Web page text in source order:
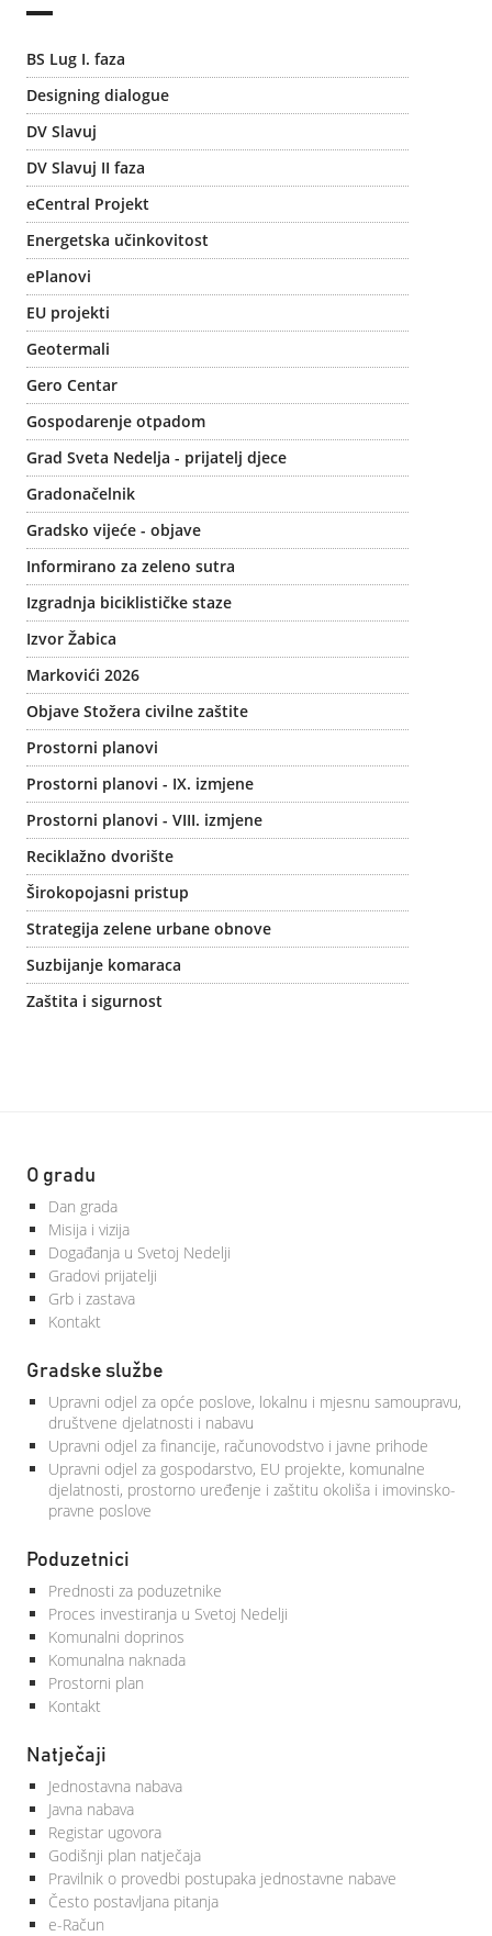
BS Lug I. faza
Designing dialogue
DV Slavuj
DV Slavuj II faza
eCentral Projekt
Energetska učinkovitost
ePlanovi
EU projekti
Geotermali
Gero Centar
Gospodarenje otpadom
Grad Sveta Nedelja - prijatelj djece
Gradonačelnik
Gradsko vijeće - objave
Informirano za zeleno sutra
Izgradnja biciklističke staze
Izvor Žabica
Markovići 2026
Objave Stožera civilne zaštite
Prostorni planovi
Prostorni planovi - IX. izmjene
Prostorni planovi - VIII. izmjene
Reciklažno dvorište
Širokopojasni pristup
Strategija zelene urbane obnove
Suzbijanje komaraca
Zaštita i sigurnost
O gradu
Dan grada
Misija i vizija
Događanja u Svetoj Nedelji
Gradovi prijatelji
Grb i zastava
Kontakt
Gradske službe
Upravni odjel za opće poslove, lokalnu i mjesnu samoupravu,
društvene djelatnosti i nabavu
Upravni odjel za financije, računovodstvo i javne prihode
Upravni odjel za gospodarstvo, EU projekte, komunalne
djelatnosti, prostorno uređenje i zaštitu okoliša i imovinsko-
pravne poslove
Poduzetnici
Prednosti za poduzetnike
Proces investiranja u Svetoj Nedelji
Komunalni doprinos
Komunalna naknada
Prostorni plan
Kontakt
Natječaji
Jednostavna nabava
Javna nabava
Registar ugovora
Godišnji plan natječaja
Pravilnik o provedbi postupaka jednostavne nabave
Često postavljana pitanja
e-Račun